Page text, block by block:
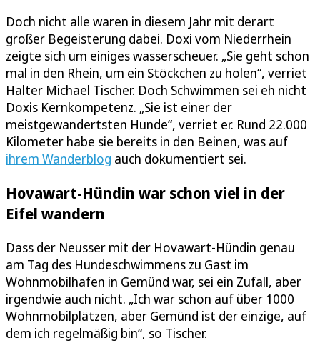
Doch nicht alle waren in diesem Jahr mit derart
großer Begeisterung dabei. Doxi vom Niederrhein
zeigte sich um einiges wasserscheuer. „Sie geht schon
mal in den Rhein, um ein Stöckchen zu holen“, verriet
Halter Michael Tischer. Doch Schwimmen sei eh nicht
Doxis Kernkompetenz. „Sie ist einer der
meistgewandertsten Hunde“, verriet er. Rund 22.000
Kilometer habe sie bereits in den Beinen, was auf
ihrem Wanderblog auch dokumentiert sei.
Hovawart-Hündin war schon viel in der
Eifel wandern
Dass der Neusser mit der Hovawart-Hündin genau
am Tag des Hundeschwimmens zu Gast im
Wohnmobilhafen in Gemünd war, sei ein Zufall, aber
irgendwie auch nicht. „Ich war schon auf über 1000
Wohnmobilplätzen, aber Gemünd ist der einzige, auf
dem ich regelmäßig bin“, so Tischer.